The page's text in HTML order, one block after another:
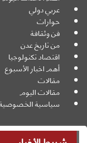
عربي دولي
حوارات
فن وثقافة
من تاريخ عدن
اقتصاد تكنولوجيا
أهم اخبار الأسبوع
مقالات
مقالات اليوم
سياسية
جميع الحقوق محفوظة